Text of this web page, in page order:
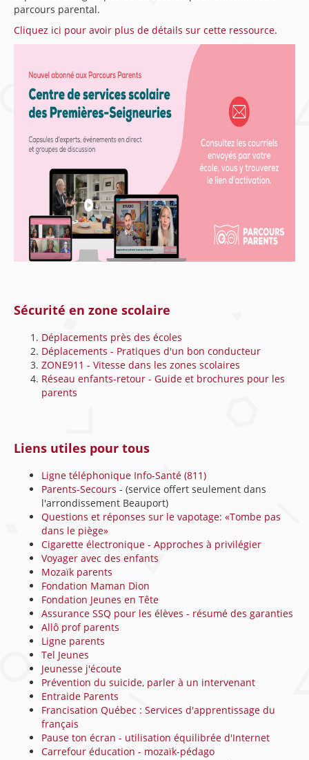
parcours parental.
Cliquez ici pour avoir plus de détails sur cette ressource.
Sécurité en zone scolaire
Déplacements près des écoles
Déplacements - Pratiques d'un bon conducteur
ZONE911 - Vitesse dans les zones scolaires
Réseau enfants-retour - Guide et brochures pour les
parents
Liens utiles pour tous
Ligne téléphonique Info-Santé (811)
Parents-Secours - (service offert seulement dans
l'arrondissement Beauport)
Questions et réponses sur le vapotage: «Tombe pas
dans le piège»
Cigarette électronique - Approches à privilégier
Voyager avec des enfants
Mozaïk parents
Fondation Maman Dion
Fondation Jeunes en Tête
Assurance SSQ pour les élèves - résumé des garanties
Allô prof parents
Ligne parents
Tel Jeunes
Jeunesse j'écoute
Prévention du suicide, parler à un intervenant
Entraide Parents
Francisation Québec : Services d'apprentissage du
français
Pause ton écran - utilisation équilibrée d'Internet
Carrefour éducation - mozaïk-pédago